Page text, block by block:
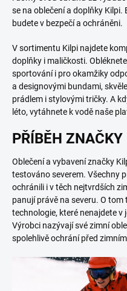
se na oblečení a doplňky
budete v bezpečí a ochráněni.
V sortimentu Kilpi najdete
doplňky i maličkosti.
sportování i pro okamžiky
a designovými bundami,
prádlem i stylovými tričky. A
léto, vytáhnete k vodě naše
PŘÍBĚH ZNAČKY
Oblečení a vybavení značky
testováno severem. Všechny
ochránili i v těch nejtvrdších
panují právě na severu. O
technologie, které nenajdete v
Výrobci nazývají své zimní
spolehlivě ochrání před